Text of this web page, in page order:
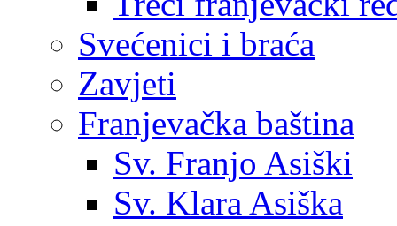
Svećenici i braća
Zavjeti
Franjevačka baština
Sv. Franjo Asiški
Sv. Klara Asiška